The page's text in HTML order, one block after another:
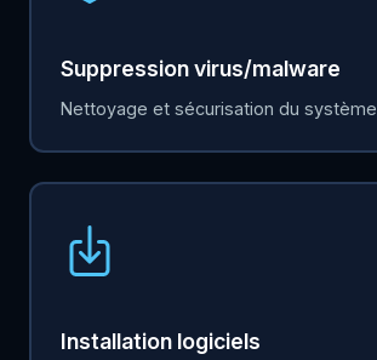
Suppression virus/malware
Nettoyage et sécurisation du système
Installation logiciels